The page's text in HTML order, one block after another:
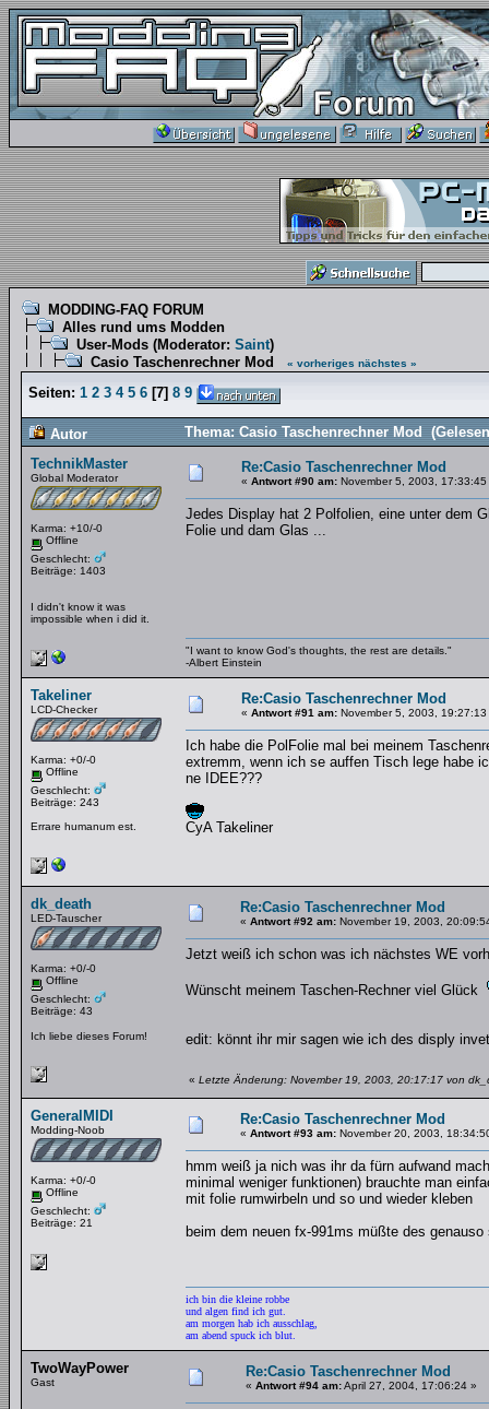
MODDING-FAQ FORUM
Alles rund ums Modden
User-Mods (Moderator: Saint)
Casio Taschenrechner Mod
« vorheriges nächstes »
Seiten: 1 2 3 4 5 6 [7] 8 9
Autor
Thema: Casio Taschenrechner Mod
TechnikMaster
Global Moderator
Karma: +10/-0
Offline
Geschlecht:
Beiträge: 1403
I didn't know it was
impossible when i did it.
Re:Casio Taschenrechner Mod
« Antwort #90 am: November 5, 2003, 17:33:45
Jedes Display hat 2 Polfolien, eine unter dem
Folie und dam Glas ...
"I want to know God's thoughts, the rest are details."
-Albert Einstein
Takeliner
LCD-Checker
Karma: +0/-0
Offline
Geschlecht:
Beiträge: 243
Errare humanum est.
Re:Casio Taschenrechner Mod
« Antwort #91 am: November 5, 2003, 19:27:13
Ich habe die PolFolie mal bei meinem
extremm, wenn ich se auffen Tisch lege habe
ne IDEE???
CyA Takeliner
dk_death
LED-Tauscher
Karma: +0/-0
Offline
Geschlecht:
Beiträge: 43
Ich liebe dieses Forum!
Re:Casio Taschenrechner Mod
« Antwort #92 am: November 19, 2003,
Jetzt weiß ich schon was ich nächstes WE
Wünscht meinem Taschen-Rechner viel Glück
edit: könnt ihr mir sagen wie ich des disply
« Letzte Änderung: November 19, 2003, 20:17:17 von
GeneralMIDI
Modding-Noob
Karma: +0/-0
Offline
Geschlecht:
Beiträge: 21
Re:Casio Taschenrechner Mod
« Antwort #93 am: November 20, 2003,
hmm weiß ja nich was ihr da fürn aufwand
minimal weniger funktionen) brauchte man
mit folie rumwirbeln und so und wieder kleben
beim dem neuen fx-991ms müßte des
ich bin die kleine robbe
und algen find ich gut.
am morgen hab ich ausschlag,
am abend spuck ich blut.
TwoWayPower
Gast
Re:Casio Taschenrechner Mod
« Antwort #94 am:April 27, 2004, 17:06:24 »